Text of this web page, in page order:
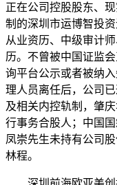
正在公司控股股东、
制的深圳市运博智投
从业资历、中级审计
历。不曾被中国证监
询平台公示或者被纳
理人员离任后，公司
及相关内控轨制，肇
行事务合股人；中国
凤崇先生未持有公司
林程。